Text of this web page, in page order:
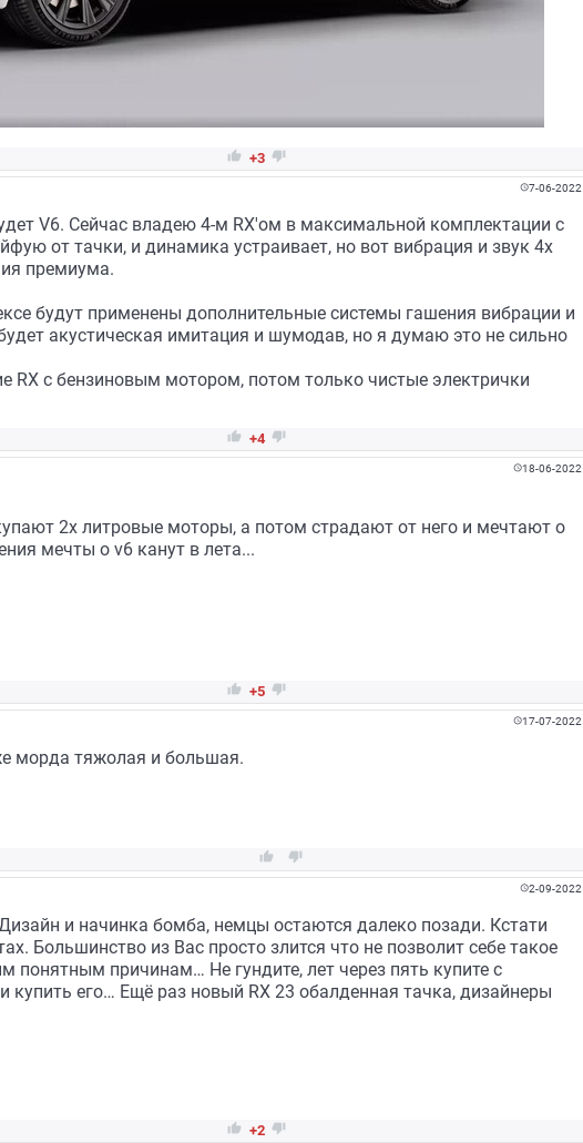
 +3 
7-06-2022
V6. Сейчас владею 4-м RX'ом в максимальной комплектации с
от тачки, и динамика устраивает, но вот вибрация и звук 4х
премиума.
будут применены дополнительные системы гашения вибрации и
акустическая имитация и шумодав, но я думаю это не сильно
RX с бензиновым мотором, потом только чистые электрички
 +4 
18-06-2022
2х литровые моторы, а потом страдают от него и мечтают о
мечты о v6 канут в лета...
 +5 
17-07-2022
морда тяжолая и большая.
 
2-09-2022
и начинка бомба, немцы остаются далеко позади. Кстати
Большинство из Вас просто злится что не позволит себе такое
причинам… Не гундите, лет через пять купите с
купить его… Ещё раз новый RX 23 обалденная тачка, дизайнеры
 +2 